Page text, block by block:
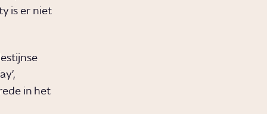
is er niet
in het